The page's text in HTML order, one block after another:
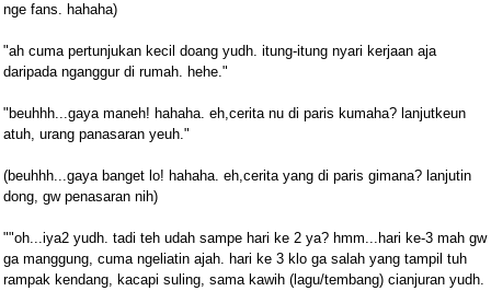
nge fans. hahaha)
"ah cuma pertunjukan kecil doang yudh. itung-itung nyari kerjaan aja
daripada nganggur di rumah. hehe."
"beuhhh...gaya maneh! hahaha. eh,cerita nu di paris kumaha? lanjutkeun
atuh, urang panasaran yeuh."
(beuhhh...gaya banget lo! hahaha. eh,cerita yang di paris gimana? lanjutin
dong, gw penasaran nih)
""oh...iya2 yudh. tadi teh udah sampe hari ke 2 ya? hmm...hari ke-3 mah gw
ga manggung, cuma ngeliatin ajah. hari ke 3 klo ga salah yang tampil tuh
rampak kendang, kacapi suling, sama kawih (lagu/tembang) cianjuran yudh.